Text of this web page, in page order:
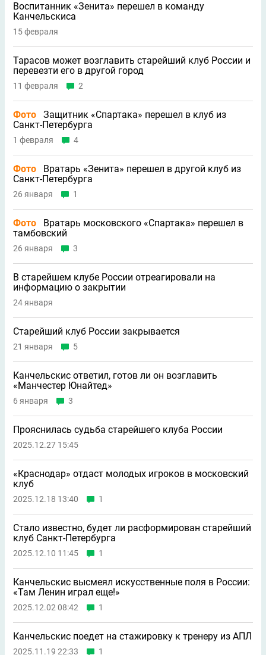
Воспитанник «Зенита» перешел в команду
Канчельскиса
15 февраля
Тарасов может возглавить старейший клуб России и
перевезти его в другой город
11 февраля 2
Фото
Защитник «Спартака» перешел в клуб из
Санкт-Петербурга
1 февраля 4
Фото
Вратарь «Зенита» перешел в другой клуб из
Санкт-Петербурга
26 января 1
Фото
Вратарь московского «Спартака» перешел в
тамбовский
26 января 3
В старейшем клубе России отреагировали на
информацию о закрытии
24 января
Старейший клуб России закрывается
21 января 5
Канчельскис ответил, готов ли он возглавить
«Манчестер Юнайтед»
6 января 3
Прояснилась судьба старейшего клуба России
2025.12.27 15:45
«Краснодар» отдаст молодых игроков в московский
клуб
2025.12.18 13:40 1
Стало известно, будет ли расформирован старейший
клуб Санкт-Петербурга
2025.12.10 11:45 1
Канчельскис высмеял искусственные поля в России:
«Там Ленин играл еще!»
2025.12.02 08:42 1
Канчельскис поедет на стажировку к тренеру из АПЛ
2025.11.19 22:33 1